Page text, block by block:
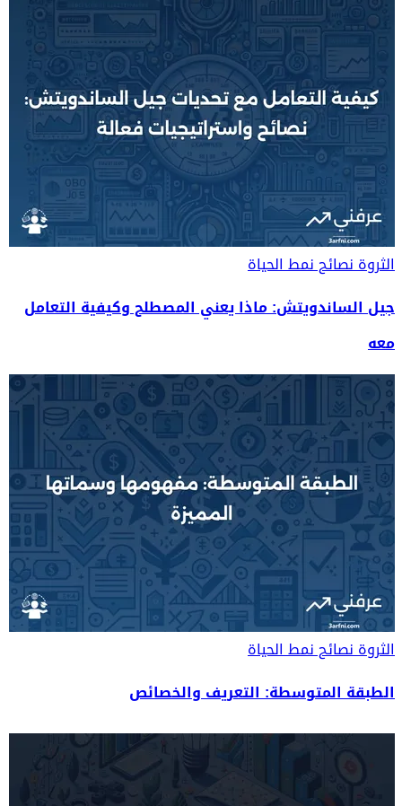
الثروةنصائح نمط الحياة
جيل الساندويتش: ماذا يعني المصطلح وكيفية التعامل
معه
الثروةنصائح نمط الحياة
الطبقة المتوسطة: التعريف والخصائص